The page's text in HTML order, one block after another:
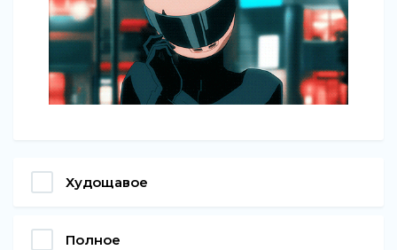
Худощавое
Полное